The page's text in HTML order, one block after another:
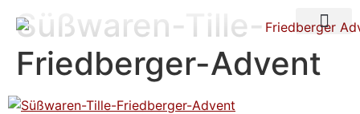
Süßwaren-Tille-
Friedberger-Advent